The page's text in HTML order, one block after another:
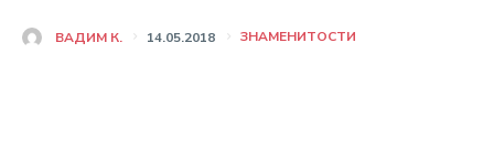
ВАДИМ К. 14.05.2018 ЗНАМЕНИТОСТИ